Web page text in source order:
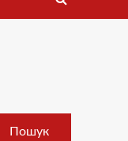
Пошук